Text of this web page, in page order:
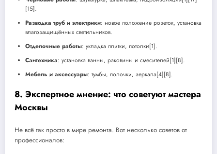
[15].
Разводка труб и электрики: новое положение розеток, установка
влагозащищённых светильников.
Отделочные работы: укладка плитки, потолки[1].
Сантехника: установка ванны, раковины и смесителей[1][8].
Мебель и аксессуары: тумбы, полочки, зеркала[4][8].
8. Экспертное мнение: что советуют мастера
Москвы
Не всё так просто в мире ремонта. Вот несколько советов от
профессионалов: